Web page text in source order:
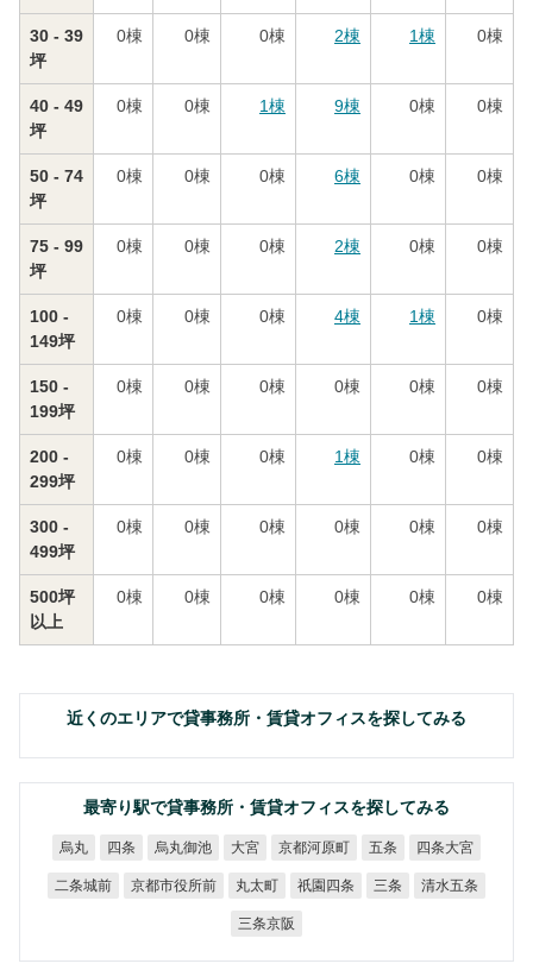
30 - 39
坪
0棟 0棟 0棟 2棟 1棟 0棟
40 - 49
坪
0棟 0棟 1棟 9棟 0棟 0棟
50 - 74
坪
0棟 0棟 0棟 6棟 0棟 0棟
75 - 99
坪
0棟 0棟 0棟 2棟 0棟 0棟
100 -
149坪
0棟 0棟 0棟 4棟 1棟 0棟
150 -
199坪
0棟 0棟 0棟 0棟 0棟 0棟
200 -
299坪
0棟 0棟 0棟 1棟 0棟 0棟
300 -
499坪
0棟 0棟 0棟 0棟 0棟 0棟
500坪
以上
0棟 0棟 0棟 0棟 0棟 0棟
近くのエリアで貸事務所・賃貸オフィスを探してみる
最寄り駅で貸事務所・賃貸オフィスを探してみる
烏丸 四条 烏丸御池 大宮 京都河原町 五条 四条大宮
二条城前 京都市役所前 丸太町 祇園四条 三条 清水五条
三条京阪